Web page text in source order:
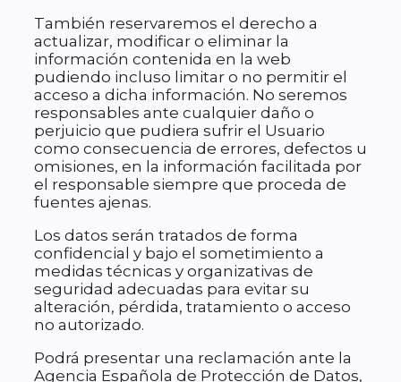
También reservaremos el derecho a
actualizar, modificar o eliminar la
información contenida en la web
pudiendo incluso limitar o no permitir el
acceso a dicha información. No seremos
responsables ante cualquier daño o
perjuicio que pudiera sufrir el Usuario
como consecuencia de errores, defectos u
omisiones, en la información facilitada por
el responsable siempre que proceda de
fuentes ajenas.
Los datos serán tratados de forma
confidencial y bajo el sometimiento a
medidas técnicas y organizativas de
seguridad adecuadas para evitar su
alteración, pérdida, tratamiento o acceso
no autorizado.
Podrá presentar una reclamación ante la
Agencia Española de Protección de Datos,